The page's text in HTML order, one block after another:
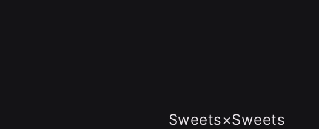
Sweets×Sweets